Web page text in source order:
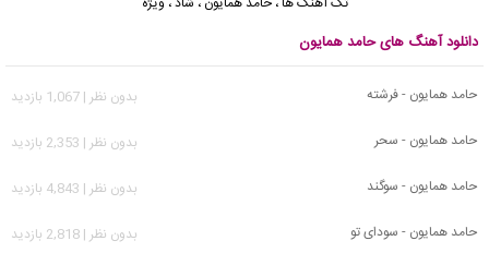
دانلود آهنگ های حامد همایون
حامد همایون - فرشته
بدون نظر | 1,067 بازدید
حامد همایون - سحر
بدون نظر | 2,353 بازدید
حامد همایون - سوگند
بدون نظر | 4,843 بازدید
حامد همایون - سودای تو
بدون نظر | 2,818 بازدید